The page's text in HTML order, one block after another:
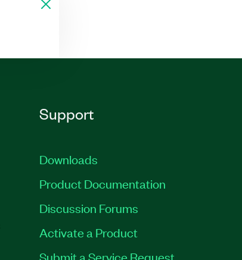
Support
Downloads
Product Documentation
Discussion Forums
Activate a Product
Submit a Service Request